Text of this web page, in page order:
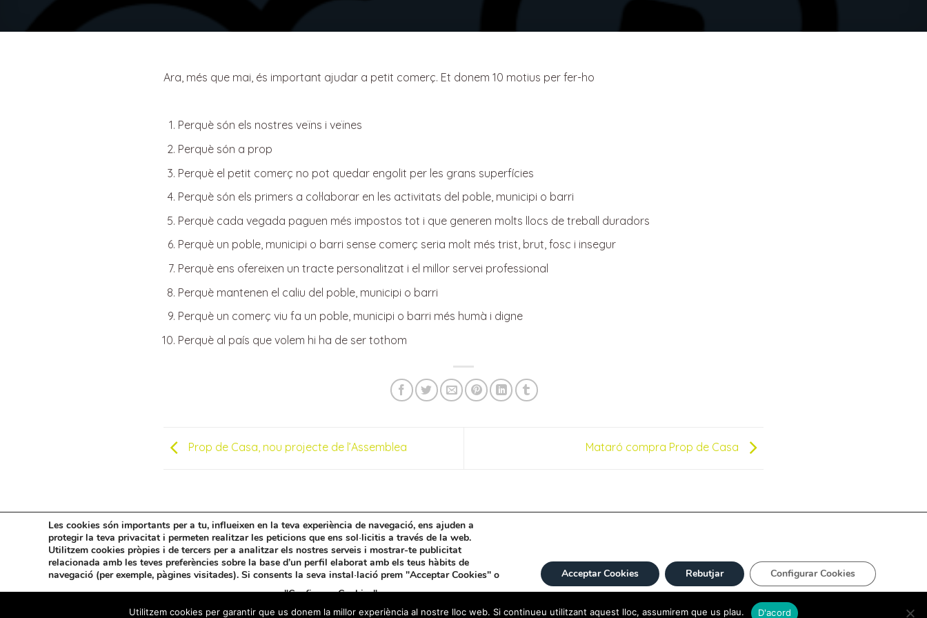
Ara, més que mai, és important ajudar a petit comerç. Et donem 10 motius per fer-ho
Perquè són els nostres veïns i veïnes
Perquè són a prop
Perquè el petit comerç no pot quedar engolit per les grans superfícies
Perquè són els primers a col·laborar en les activitats del poble, municipi o barri
Perquè cada vegada paguen més impostos tot i que generen molts llocs de treball duradors
Perquè un poble, municipi o barri sense comerç seria molt més trist, brut, fosc i insegur
Perquè ens ofereixen un tracte personalitzat i el millor servei professional
Perquè mantenen el caliu del poble, municipi o barri
Perquè un comerç viu fa un poble, municipi o barri més humà i digne
Perquè al país que volem hi ha de ser tothom
Prop de Casa, nou projecte de l’Assemblea Mataró compra Prop de Casa
INICI FORMA’N PART DOCUMENTACIÓ AVÍS LEGAL POLÍTICA DE GALETES POLÍTICA DE PRIVACITAT
Amb la col·laboració de
Les cookies són importants per a tu, influeixen en la teva experiència de navegació, ens ajuden a
protegir la teva privacitat i permeten realitzar les peticions que ens sol·licitis a través de la web.
Utilitzem cookies pròpies i de tercers per a analitzar els nostres serveis i mostrar-te publicitat
relacionada amb les teves preferències sobre la base d’un perfil elaborat amb els teus hàbits de
navegació (per exemple, pàgines visitades). Si consents la seva instal·lació prem "Acceptar Cookies" o
"Configurar Cookies"
Acceptar Cookies Rebutjar Configurar Cookies
Utilitzem cookies per garantir que us donem la millor experiència al nostre lloc web. Si continueu utilitzant aquest lloc, assumirem que us plau. D'acord